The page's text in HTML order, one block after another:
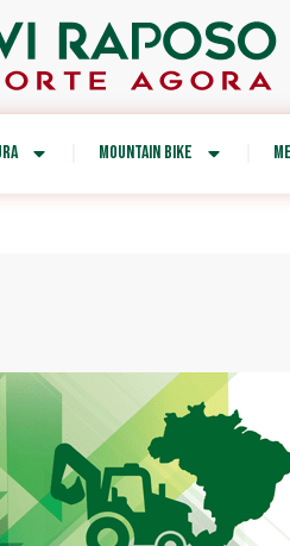
MOUNTAIN BIKE